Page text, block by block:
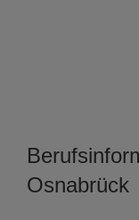
Osnabrück